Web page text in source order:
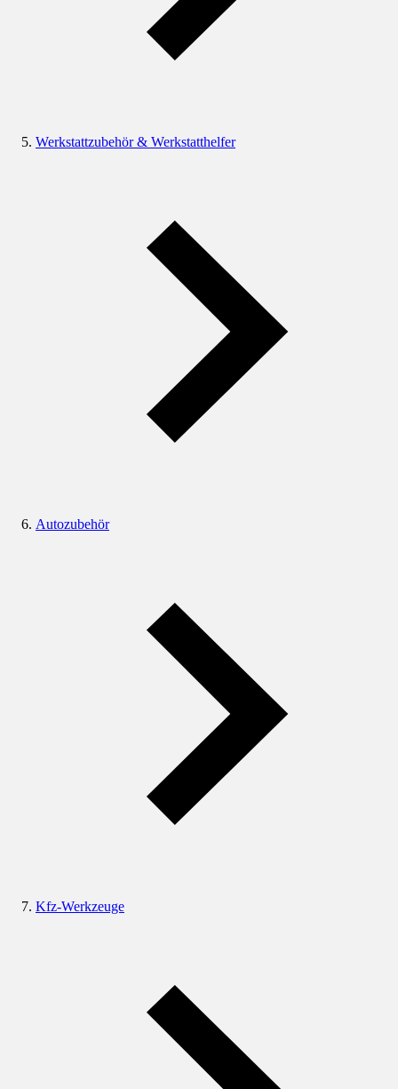
Werkstattzubehör & Werkstatthelfer
Autozubehör
Kfz-Werkzeuge